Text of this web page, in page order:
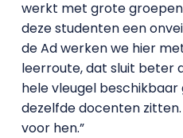
werkt met grote
deze studenten een
de Ad werken we hier
leerroute, dat sluit beter
hele vleugel
dezelfde docenten
voor hen.”